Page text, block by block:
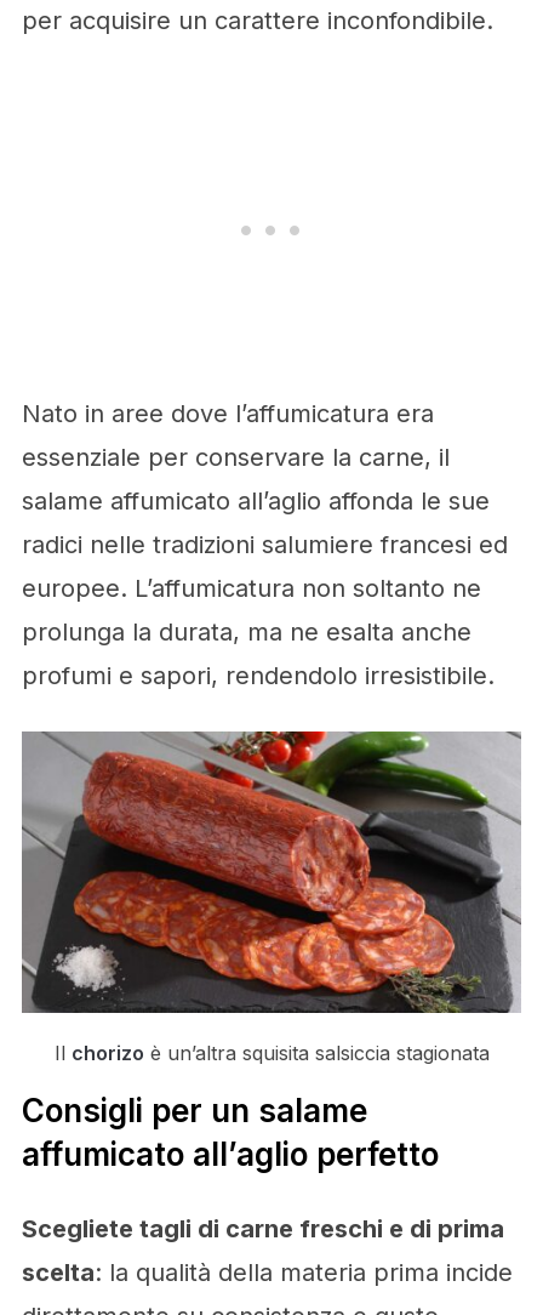
per acquisire un carattere inconfondibile.
Nato in aree dove l’affumicatura era
essenziale per conservare la carne, il
salame affumicato all’aglio affonda le sue
radici nelle tradizioni salumiere francesi ed
europee. L’affumicatura non soltanto ne
prolunga la durata, ma ne esalta anche
profumi e sapori, rendendolo irresistibile.
Il chorizo è un’altra squisita salsiccia stagionata
Consigli per un salame
affumicato all’aglio perfetto
Scegliete tagli di carne freschi e di prima
scelta: la qualità della materia prima incide